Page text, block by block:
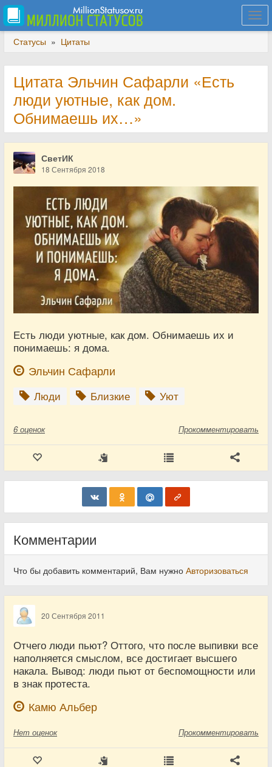
Статусы » Цитаты
Цитата Эльчин Сафарли «Есть
люди уютные, как дом.
Обнимаешь их…»
СветИК
18 Сентября 2018
Есть люди уютные, как дом. Обнимаешь их и
понимаешь: я дома.
Эльчин Сафарли
Люди Близкие Уют
6 оценок Прокомментировать
Комментарии
Что бы добавить комментарий, Вам нужно Авторизоваться
20 Сентября 2011
Отчего люди пьют? Оттого, что после выпивки все
наполняется смыслом, все достигает высшего
накала. Вывод: люди пьют от беспомощности или
в знак протеста.
Камю Альбер
Нет оценок Прокомментировать